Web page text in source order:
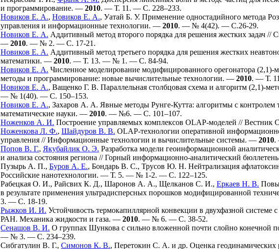
и программирование. — 2010. — Т. 11. — С. 228–233.
Новиков Е. А., Новиков Е. А., Уатай Б. У. Применение одностадийного метода
управления и информационные технологии. — 2010. — № 4(42). — С.26-29.
Новиков Е. А. Аддитивный метод второго порядка для решения жестких задач
— 2010. — № 2. — С. 17-21.
Новиков Е. А. Аддитивный метод третьего порядка для решения жестких
математики. — 2010. — Т. 13. — № 1. — С. 84-94.
Новиков Е. А. Численное моделирование модифицированного орегонатора
методы и программирование: новые вычислительные технологии. — 2010. — Т.
Новиков Е. А., Ващенко Г. В. Параллельная столбцовая схема и алгоритм (2,1)-
— № 1(40). — С. 1 50–153.
Новиков Е. А., Захаров А. А. Явные методы Рунге-Кутта: алгоритмы с
математические науки. — 2010. — №6. — С. 101–107.
Ноженков А. И. Построение управляемых комплексов OLAP-моделей //
Ноженкова Л. Ф., Шайдуров В. В. OLAP-технологии оперативной
управления // Информационные технологии и вычислительные системы. — 2010.
Попов В. Г., Якубайлик О. Э. Разработка модели геоинформационной
и анализа состояния региона // Горный информационно-аналитический
Пузырь А. П., Буров А. Е., Бондарь В. С., Трусов Ю. Н. Нейтрализация
Российские нанотехнологии. — Т. 5. — № 1-2. — С. 1 22–125.
Рабецкая О. И., Райсвих К. Д., Шаронов А. А., Щелканов С. И., Еркаев Н. В.
в результате применения ультрадисперсных порошков модифицированной
3. — С. 18-19.
Рыжков И. И. Устойчивость термокапиллярной конвекции в двухфазной системе
РАН. Механика жидкости и газа. — 2010. — № 6. — С. 38-52.
Сенашов В. И. О группах Шункова с сильно вложенной почти слойно
— № 3. — С. 234–239.
Сибгатулин В. Г., Симонов К. В., Перетокин С. А. и др. Оценка геодинамических